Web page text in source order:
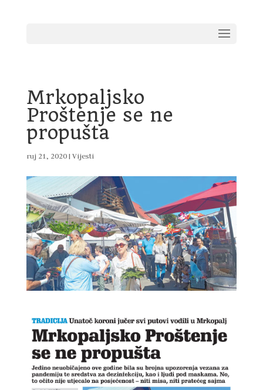
Mrkopaljsko
Proštenje se ne
propušta
ruj 21, 2020| Vijesti